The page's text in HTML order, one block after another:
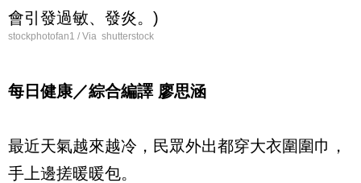
會引發過敏、發炎。)
stockphotofan1 / Via shutterstock
每日健康／綜合編譯 廖思涵
最近天氣越來越冷，民眾外出都穿大衣圍圍巾，
手上邊搓暖暖包。